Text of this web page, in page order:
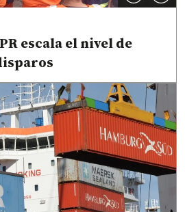
escala el nivel de